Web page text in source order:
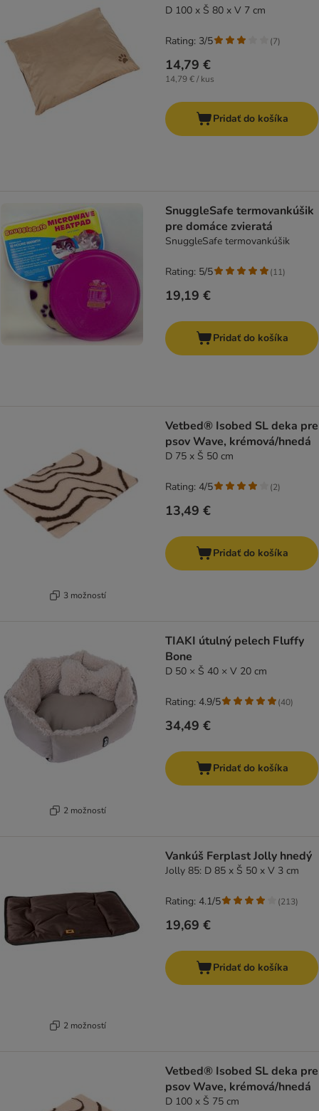
D 100 x Š 80 x V 7 cm
14,79 €
14,79 € / kus
Rating: 3/5 (7)
Pridať do košíka
SnuggleSafe termovankúšik
pre domáce zvieratá
SnuggleSafe termovankúšik
19,19 €
Rating: 5/5 (11)
Pridať do košíka
3 možností
Vetbed® Isobed SL deka pre
psov Wave, krémová/hnedá
D 75 x Š 50 cm
13,49 €
Rating: 4/5 (2)
Pridať do košíka
2 možností
TIAKI útulný pelech Fluffy
Bone
D 50 × Š 40 × V 20 cm
34,49 €
Rating: 4.9/5 (40)
Pridať do košíka
2 možností
Vankúš Ferplast Jolly hnedý
Jolly 85: D 85 x Š 50 x V 3 cm
19,69 €
Rating: 4.1/5 (213)
Pridať do košíka
Vetbed® Isobed SL deka pre
psov Wave, krémová/hnedá
D 100 x Š 75 cm